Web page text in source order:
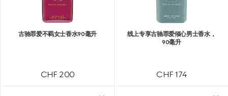
古驰罪爱不羁女士香水90毫升
CHF 200
线上专享古驰罪爱倾心男士香水，
90毫升
CHF 174